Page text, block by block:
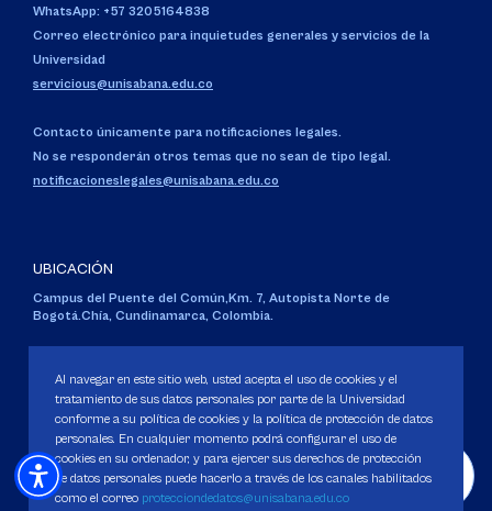
WhatsApp: +57 3205164838
Correo electrónico para inquietudes generales y servicios de la
Universidad
servicious@unisabana.edu.co
Contacto únicamente para notificaciones legales.
No se responderán otros temas que no sean de tipo legal.
notificacioneslegales@unisabana.edu.co
UBICACIÓN
Campus del Puente del Común,Km. 7, Autopista Norte de
Bogotá.Chía, Cundinamarca, Colombia.
Personería Jurídica:Resolución 130 del 14 de enero de 1980.
Ministerio de Educación Nacional.
Al navegar en este sitio web, usted acepta el uso de cookies y el
tratamiento de sus datos personales por parte de la Universidad
conforme a su política de cookies y la política de protección de datos
personales. En cualquier momento podrá configurar el uso de
cookies en su ordenador, y para ejercer sus derechos de protección
de datos personales puede hacerlo a través de los canales habilitados
como el correo protecciondedatos@unisabana.edu.co